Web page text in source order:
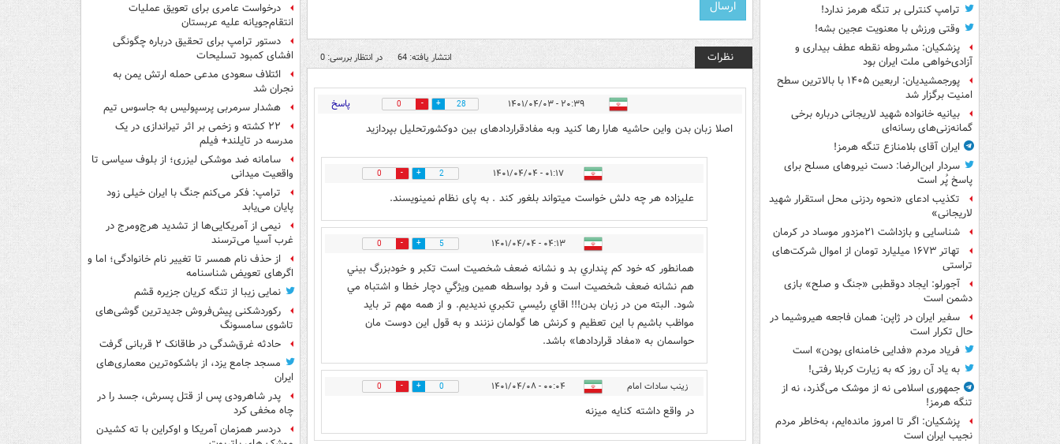
ترامپ کنترلی بر تنگه هرمز ندارد!
وقتی ورزش با معنویت عجین بشه!
پزشکیان: مشروطه نقطه عطف بیداری و
آزادی‌خواهی ملت ایران بود
پورجمشیدیان: اربعین ۱۴۰۵ با بالاترین سطح
امنیت برگزار شد
بیانیه خانواده شهید لاریجانی درباره برخی
گمانه‌زنی‌های رسانه‌ای
ایران آقای بلامنازع تنگه هرمز!
سردار ابن‌الرضا: دست نیروهای مسلح برای
پاسخ پُر است
تکذیب ادعای «نحوه ردزنی محل استقرار شهید
لاریجانی»
شناسایی و بازداشت ۲۱مزدور موساد در کرمان
تهاتر ۱۶۷۳ میلیارد تومان از اموال شرکت‌های
تراستی
آجورلو: ایجاد دوقطبی «جنگ و صلح‌» بازی
دشمن است
سفیر ایران در ژاپن: همان فاجعه هیروشیما در
حال تکرار است
فریاد مردم «فدایی خامنه‌ای بودن» است
به یاد آن روز که به زیارت کربلا رفتی!
جمهوری اسلامی نه از موشک می‌گذرد، نه از
تنگه هرمز!
پزشکیان: اگر تا امروز مانده‌ایم، به‌خاطر مردم
نجیب ایران است
نظرات انتشار یافته: 64 در انتظار بررسی: 0
۲۰:۳۹ - ۱۴۰۱/۰۴/۰۳ 28
0 پاسخ
اصلا زبان بدن واین حاشیه هارا رها کنید وبه مفادقراردادهای بین دوکشورتحلیل بپردازید
۰۱:۱۷ - ۱۴۰۱/۰۴/۰۴ 2
0
علیزاده هر چه دلش خواست میتواند بلغور کند . به پای نظام نمینویسند.
۰۴:۱۳ - ۱۴۰۱/۰۴/۰۴ 5
0
همانطور كه خود كم پنداري بد و نشانه ضعف شخصيت است تكبر و خودبزرگ بيني
هم نشانه ضعف شخصيت است و فرد بواسطه همين ويژگي دچار خطا و اشتباه مي
شود. البته من در زبان بدن!!! اقاي رئيسي تكبري نديديم. و از همه مهم تر بايد
مواظب باشيم با اين تعظيم و كرنش ها گولمان نزنند و به قول اين دوست مان
حواسمان به «مفاد قراردادها» باشد.
زینب سادات امام ۰۰:۰۴ - ۱۴۰۱/۰۴/۰۸ 0
0
در واقع داشته کنایه میزنه‌
درخواست عامری برای تعویق عملیات
انتقام‌جویانه علیه عربستان
دستور ترامپ برای تحقیق درباره چگونگی
افشای کمبود تسلیحات
ائتلاف سعودی مدعی حمله ارتش یمن به
نجران شد
هشدار سرمربی پرسپولیس به جاسوس تیم
۲۲ کشته و زخمی بر اثر تیراندازی در یک
مدرسه در تایلند+ فیلم
سامانه ضد موشکی لیزری؛ از بلوف سیاسی تا
واقعیت میدانی
ترامپ: فکر می‌کنم جنگ با ایران خیلی زود
پایان می‌یابد
نیمی از آمریکایی‌ها از تشدید هرج‌ومرج در
غرب آسیا می‌ترسند
از حذف نام همسر تا تغییر نام خانوادگی؛ اما و
اگرهای تعویض شناسنامه
نمایی زیبا از تنگه کریان جزیره قشم
رکوردشکنی پیش‌فروش جدیدترین گوشی‌های
تاشوی سامسونگ
حادثه غرق‌شدگی در طاقانک ۲ قربانی گرفت
مسجد جامع یزد، از باشکوه‌ترین معماری‌های
ایران
پدر شاهرودی پس از قتل پسرش، جسد را در
چاه مخفی کرد
دردسر همزمان آمریکا و اوکراین با ته کشیدن